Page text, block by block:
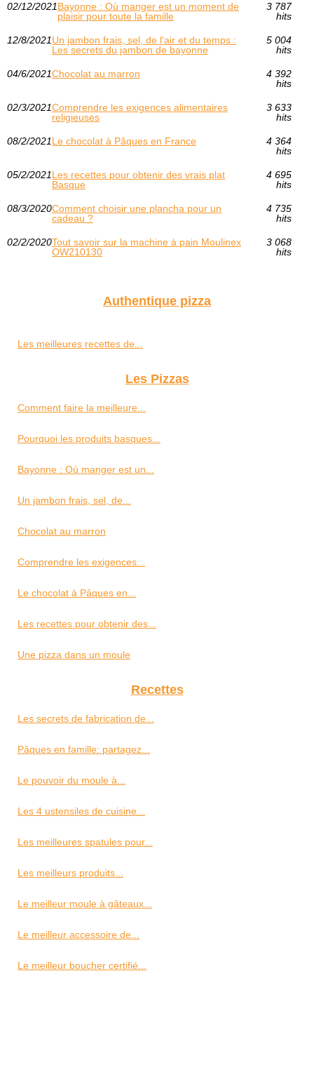
02/12/2021Bayonne : Où manger est un moment de
plaisir pour toute la famille
3 787
hits
12/8/2021Un jambon frais, sel, de l'air et du temps :
Les secrets du jambon de bayonne
5 004
hits
04/6/2021Chocolat au marron
4 392
hits
02/3/2021Comprendre les exigences alimentaires
religieuses
3 633
hits
08/2/2021Le chocolat à Pâques en France
4 364
hits
05/2/2021Les recettes pour obtenir des vrais plat
Basque
4 695
hits
08/3/2020Comment choisir une plancha pour un
cadeau ?
4 735
hits
02/2/2020Tout savoir sur la machine à pain Moulinex
OW210130
3 068
hits
Authentique pizza
Les meilleures recettes de...
Les Pizzas
Comment faire la meilleure...
Pourquoi les produits basques...
Bayonne : Où manger est un...
Un jambon frais, sel, de...
Chocolat au marron
Comprendre les exigences...
Le chocolat à Pâques en...
Les recettes pour obtenir des...
Une pizza dans un moule
Recettes
Les secrets de fabrication de...
Pâques en famille: partagez...
Le pouvoir du moule à...
Les 4 ustensiles de cuisine...
Les meilleures spatules pour...
Les meilleurs produits...
Le meilleur moule à gâteaux...
Le meilleur accessoire de...
Le meilleur boucher certifié...